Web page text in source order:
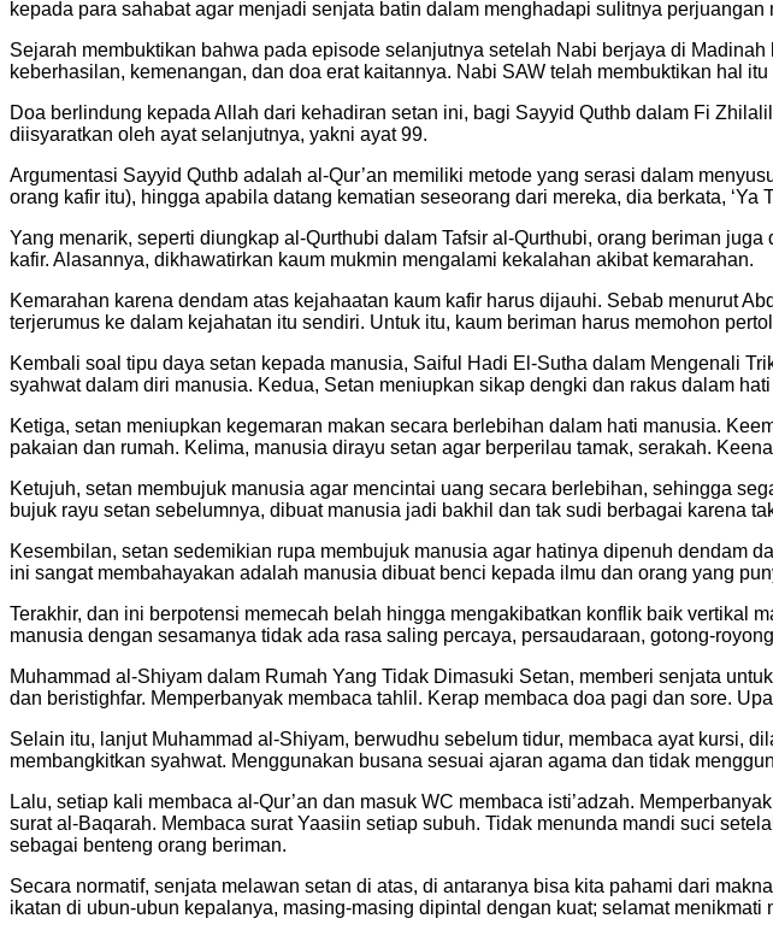
kepada para sahabat agar menjadi senjata batin dalam menghadapi sulitnya perjuangan
Sejarah membuktikan bahwa pada episode selanjutnya setelah Nabi berjaya di
keberhasilan, kemenangan, dan doa erat kaitannya. Nabi SAW telah membuktikan hal
Doa berlindung kepada Allah dari kehadiran setan ini, bagi Sayyid Quthb dalam Fi
diisyaratkan oleh ayat selanjutnya, yakni ayat 99.
Argumentasi Sayyid Quthb adalah al-Qur’an memiliki metode yang serasi dalam
orang kafir itu), hingga apabila datang kematian seseorang dari mereka, dia berkata, ‘Ya
Yang menarik, seperti diungkap al-Qurthubi dalam Tafsir al-Qurthubi, orang beriman
kafir. Alasannya, dikhawatirkan kaum mukmin mengalami kekalahan akibat kemarahan.
Kemarahan karena dendam atas kejahaatan kaum kafir harus dijauhi. Sebab menurut
terjerumus ke dalam kejahatan itu sendiri. Untuk itu, kaum beriman harus memohon
Kembali soal tipu daya setan kepada manusia, Saiful Hadi El-Sutha dalam Mengenali
syahwat dalam diri manusia. Kedua, Setan meniupkan sikap dengki dan rakus dalam
Ketiga, setan meniupkan kegemaran makan secara berlebihan dalam hati manusia.
pakaian dan rumah. Kelima, manusia dirayu setan agar berperilau tamak, serakah.
Ketujuh, setan membujuk manusia agar mencintai uang secara berlebihan, sehingga
bujuk rayu setan sebelumnya, dibuat manusia jadi bakhil dan tak sudi berbagai karena
Kesembilan, setan sedemikian rupa membujuk manusia agar hatinya dipenuh dendam
ini sangat membahayakan adalah manusia dibuat benci kepada ilmu dan orang yang
Terakhir, dan ini berpotensi memecah belah hingga mengakibatkan konflik baik vertikal
manusia dengan sesamanya tidak ada rasa saling percaya, persaudaraan, gotong-
Muhammad al-Shiyam dalam Rumah Yang Tidak Dimasuki Setan, memberi senjata
dan beristighfar. Memperbanyak membaca tahlil. Kerap membaca doa pagi dan sore.
Selain itu, lanjut Muhammad al-Shiyam, berwudhu sebelum tidur, membaca ayat kursi,
membangkitkan syahwat. Menggunakan busana sesuai ajaran agama dan tidak
Lalu, setiap kali membaca al-Qur’an dan masuk WC membaca isti’adzah.
surat al-Baqarah. Membaca surat Yaasiin setiap subuh. Tidak menunda mandi suci
sebagai benteng orang beriman.
Secara normatif, senjata melawan setan di atas, di antaranya bisa kita pahami dari
ikatan di ubun-ubun kepalanya, masing-masing dipintal dengan kuat; selamat menikmati